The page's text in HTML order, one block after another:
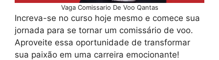
Vaga Comissario De Voo Qantas
Increva-se no curso hoje mesmo e comece sua
jornada para se tornar um comissário de voo.
Aproveite essa oportunidade de transformar
sua paixão em uma carreira emocionante!